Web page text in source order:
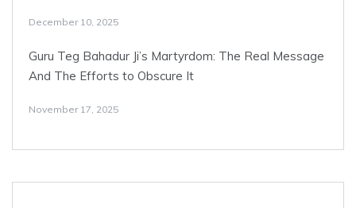
December 10, 2025
Guru Teg Bahadur Ji’s Martyrdom: The Real Message
And The Efforts to Obscure It
November 17, 2025